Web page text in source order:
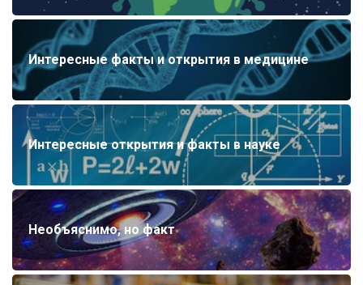
Интересные факты и открытия в медицине
Интересные открытия и факты в науке
Необъяснимо, но факт